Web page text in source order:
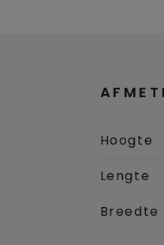
Hoogte
Lengte
Breedte